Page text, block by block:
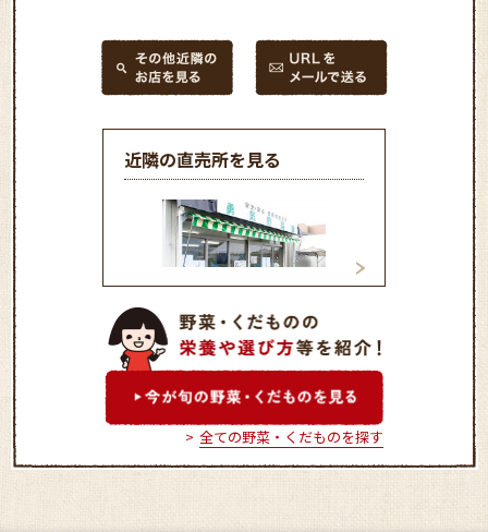
近隣の直売所を見る
勇気野菜館 新鮮市場ききょう
全ての野菜・くだものを探す